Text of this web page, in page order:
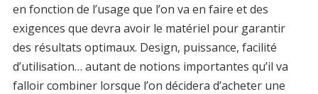
en fonction de l’usage que l’on va en faire et des
exigences que devra avoir le matériel pour garantir
des résultats optimaux. Design, puissance, facilité
d’utilisation… autant de notions importantes qu’il va
falloir combiner lorsque l’on décidera d’acheter une